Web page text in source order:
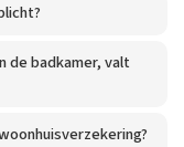
de badkamer, valt